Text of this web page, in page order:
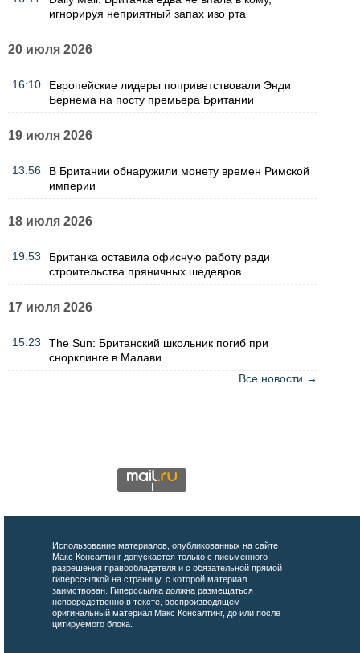
игнорируя неприятный запах изо рта
20 июля 2026
16:10
Европейские лидеры поприветствовали Энди
Бернема на посту премьера Британии
19 июля 2026
13:56
В Британии обнаружили монету времен Римской
империи
18 июля 2026
19:53
Британка оставила офисную работу ради
строительства пряничных шедевров
17 июля 2026
15:23
The Sun: Британский школьник погиб при
снорклинге в Малави
Все новости →
Использование материалов, опубликованных на сайте
Макс Консалтинг допускается только с письменного
разрешения правообладателя и с обязательной прямой
гиперссылкой на страницу, с которой материал
заимствован. Гиперссылка должна размещаться
непосредственно в тексте, воспроизводящем
оригинальный материал Макс Консалтинг, до или после
цитируемого блока.